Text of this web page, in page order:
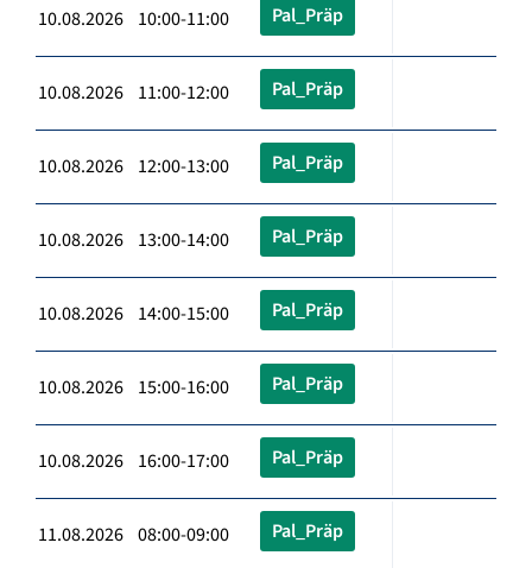
10.08.2026 10:00-11:00 Pal_Präp
10.08.2026 11:00-12:00 Pal_Präp
10.08.2026 12:00-13:00 Pal_Präp
10.08.2026 13:00-14:00 Pal_Präp
10.08.2026 14:00-15:00 Pal_Präp
10.08.2026 15:00-16:00 Pal_Präp
10.08.2026 16:00-17:00 Pal_Präp
11.08.2026 08:00-09:00 Pal_Präp